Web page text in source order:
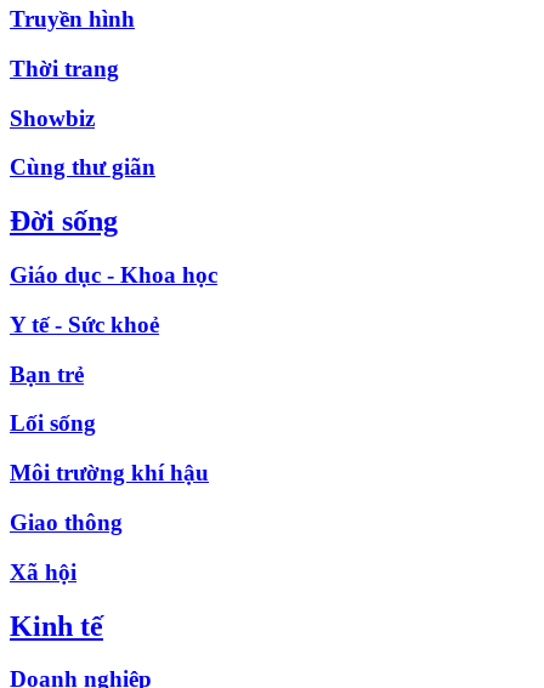
Truyền hình
Thời trang
Showbiz
Cùng thư giãn
Đời sống
Giáo dục - Khoa học
Y tế - Sức khoẻ
Bạn trẻ
Lối sống
Môi trường khí hậu
Giao thông
Xã hội
Kinh tế
Doanh nghiệp